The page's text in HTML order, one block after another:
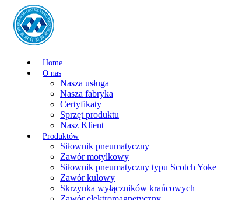
Home
O nas
Nasza usługa
Nasza fabryka
Certyfikaty
Sprzęt produktu
Nasz Klient
Produktów
Siłownik pneumatyczny
Zawór motylkowy
Siłownik pneumatyczny typu Scotch Yoke
Zawór kulowy
Skrzynka wyłączników krańcowych